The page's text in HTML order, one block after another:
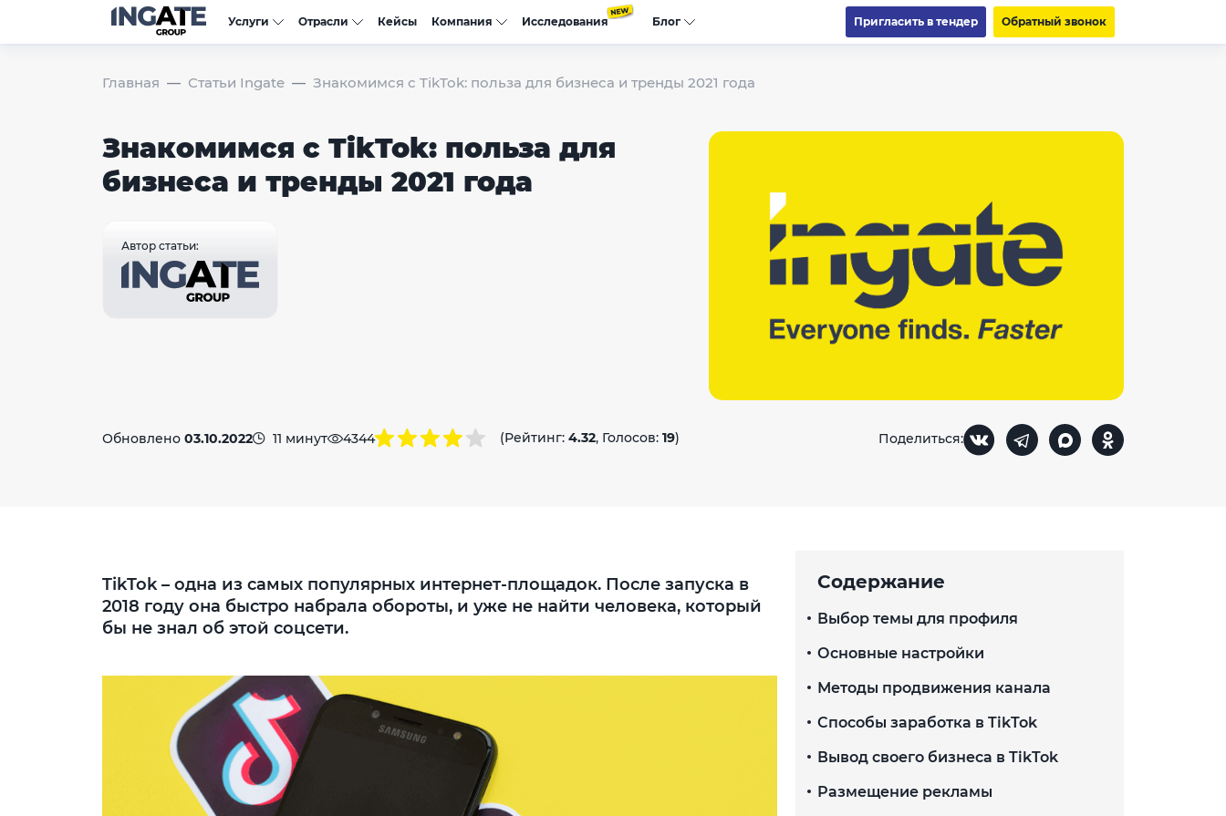
Услуги Отрасли Кейсы Компания Исследования Блог Пригласить в тендер Обратный звонок
Главная Статьи Ingate Знакомимся с TikTok: польза для бизнеса и тренды 2021 года
Знакомимся с TikTok: польза для
бизнеса и тренды 2021 года
Автор статьи:
Обновлено 03.10.2022 11 минут 4344 (Рейтинг: 4.32, Голосов: 19) Поделиться:
TikTok – одна из самых популярных интернет-площадок. После запуска в
2018 году она быстро набрала обороты, и уже не найти человека, который
бы не знал об этой соцсети.
Содержание
Выбор темы для профиля
Основные настройки
Методы продвижения канала
Способы заработка в TikTok
Вывод своего бизнеса в TikTok
Размещение рекламы